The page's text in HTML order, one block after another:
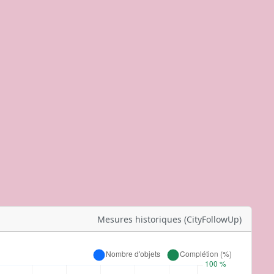
Mesures historiques (CityFollowUp)